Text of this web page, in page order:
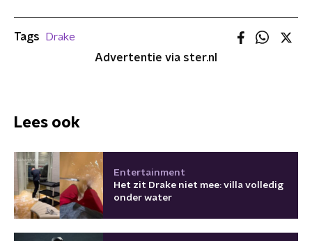
Tags
Drake
Advertentie via ster.nl
Lees ook
Entertainment
Het zit Drake niet mee: villa volledig
onder water